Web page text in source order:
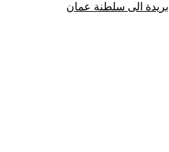
الى سلطنة عمان